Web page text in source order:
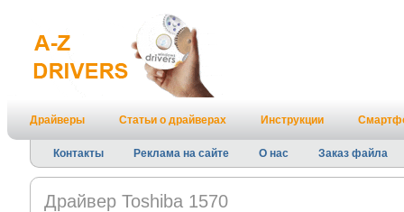
Драйверы Статьи о драйверах Инструкции
Контакты Реклама на сайте О нас Заказ файла
Драйвер Toshiba 1570